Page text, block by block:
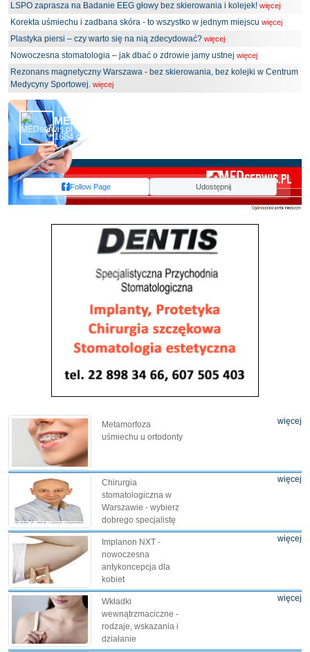
LSPO zaprasza na Badanie EEG głowy bez skierowania i kolejek! więcej
Korekta uśmiechu i zadbana skóra - to wszystko w jednym miejscu więcej
Plastyka piersi – czy warto się na nią zdecydować? więcej
Nowoczesna stomatologia – jak dbać o zdrowie jamy ustnej więcej
Rezonans magnetyczny Warszawa - bez skierowania, bez kolejki w Centrum
Medycyny Sportowej. więcej
MEDserwis.pl - Ogólnopolski Portal Medyczny
1684 obserwujących
Follow Page Udostępnij
Metamorfoza
uśmiechu u ortodonty
więcej
Chirurgia
stomatologiczna w
Warszawie - wybierz
dobrego specjalistę
więcej
Implanon NXT -
nowoczesna
antykoncepcja dla
kobiet
więcej
Wkładki
wewnątrzmaciczne -
rodzaje, wskazania i
działanie
więcej